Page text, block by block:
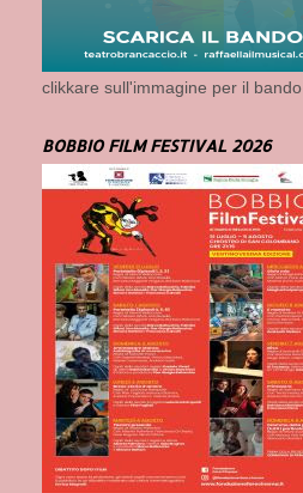
clikkare sull'immagine per il bando
BOBBIO FILM FESTIVAL 2026